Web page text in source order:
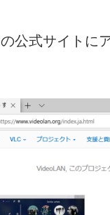
公式サイトに